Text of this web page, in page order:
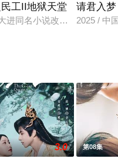
为背景的一个全球大探险
工II地狱天堂
进同名小说改编 一个被欲
请君入梦
2025 / 中
3.0 第08集